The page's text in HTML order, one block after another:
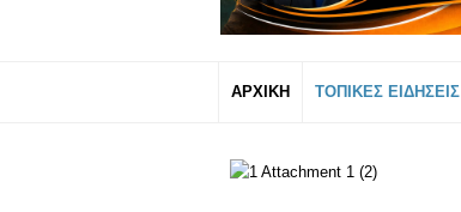
ΑΡΧΙΚΗ ΤΟΠΙΚΕΣ ΕΙΔΗΣΕΙΣ